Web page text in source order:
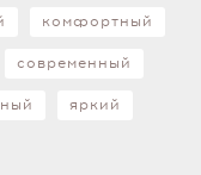
комфортный
современный
яркий